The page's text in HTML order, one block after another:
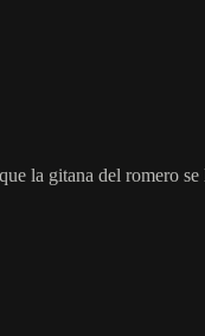
la gitana del romero